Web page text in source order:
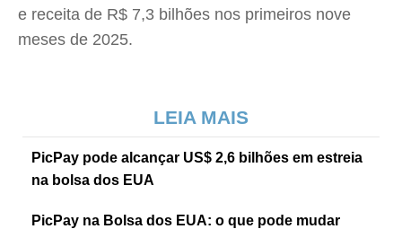
e receita de R$ 7,3 bilhões nos primeiros nove
meses de 2025.
LEIA MAIS
PicPay pode alcançar US$ 2,6 bilhões em estreia
na bolsa dos EUA
PicPay na Bolsa dos EUA: o que pode mudar